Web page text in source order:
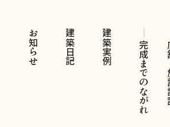
店
完成までのながれ
建築実例
建築日記
お知らせ